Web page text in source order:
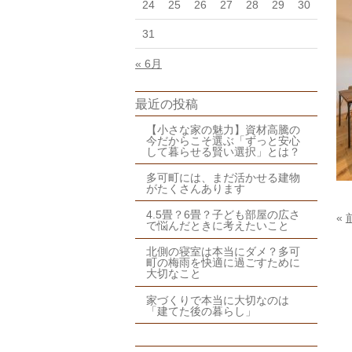
24 25 26 27 28 29 30
31
« 6月
最近の投稿
【小さな家の魅力】資材高騰の
今だからこそ選ぶ「ずっと安心
して暮らせる賢い選択」とは？
多可町には、まだ活かせる建物
がたくさんあります
4.5畳？6畳？子ども部屋の広さ
で悩んだときに考えたいこと
北側の寝室は本当にダメ？多可
町の梅雨を快適に過ごすために
大切なこと
家づくりで本当に大切なのは
「建てた後の暮らし」
«